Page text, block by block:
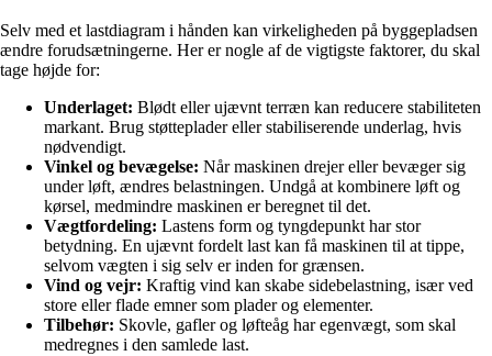
Selv med et lastdiagram i hånden kan virkeligheden på byggepladsen
ændre forudsætningerne. Her er nogle af de vigtigste faktorer, du skal
tage højde for:
Underlaget: Blødt eller ujævnt terræn kan reducere stabiliteten
markant. Brug støtteplader eller stabiliserende underlag, hvis
nødvendigt.
Vinkel og bevægelse: Når maskinen drejer eller bevæger sig
under løft, ændres belastningen. Undgå at kombinere løft og
kørsel, medmindre maskinen er beregnet til det.
Vægtfordeling: Lastens form og tyngdepunkt har stor
betydning. En ujævnt fordelt last kan få maskinen til at tippe,
selvom vægten i sig selv er inden for grænsen.
Vind og vejr: Kraftig vind kan skabe sidebelastning, især ved
store eller flade emner som plader og elementer.
Tilbehør: Skovle, gafler og løfteåg har egenvægt, som skal
medregnes i den samlede last.